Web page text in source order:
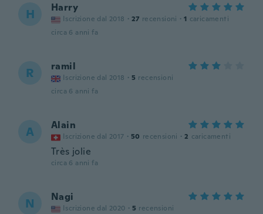
H Harry
Iscrizione dal 2018 · 27 recensioni · 1 caricamenti
circa 6 anni fa
R ramil
Iscrizione dal 2018 · 5 recensioni
circa 6 anni fa
A Alain
Iscrizione dal 2017 · 50 recensioni · 2 caricamenti
Très jolie
circa 6 anni fa
N Nagi
Iscrizione dal 2020 · 5 recensioni